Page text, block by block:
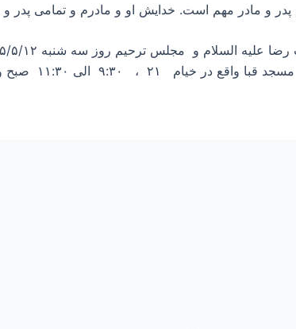
و مادر مهم است. خدایش او و مادرم و تمامی پدر و